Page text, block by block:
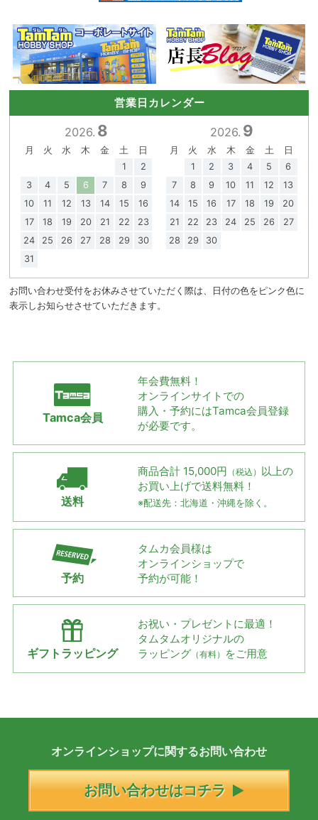
営業日カレンダー
2026. 8
月 火 水 木 金 土
日
1
2
3
4 5 6 7 8
9
10
11 12 13 14 15
16
17
18 19 20 21 22
23
24
25 26 27 28 29
30
31
2026. 9
月 火 水 木 金 土
日
1
2 3 4 5
6
7
8 9 10 11 12
13
14
15 16 17 18 19
20
21
22 23 24 25 26
27
28
29 30
お問い合わせ受付をお休みさせていただく際は、日付の色をピンク色に
表示しお知らせさせていただきます。
Tamca会員
年会費無料！
オンラインサイトでの
購入・予約にはTamca会員登録
が必要です。
送料
商品合計 15,000円 （税込） 以上の
お買い上げで送料無料！
※配送先：北海道・沖縄を除く。
予約
タムカ会員様は
オンラインショップで
予約が可能！
ギフトラッピング
お祝い・プレゼントに最適！
タムタムオリジナルの
ラッピング （有料） をご用意
オンラインショップに関するお問い合わせ
お問い合わせはコチラ